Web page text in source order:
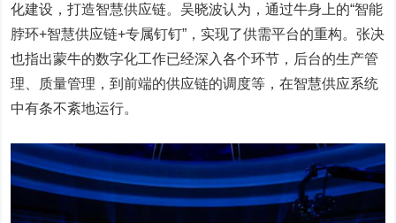
化建设，打造智慧供应链。吴晓波认为，通过牛身上的“智能
脖环+智慧供应链+专属钉钉”，实现了供需平台的重构。张决
也指出蒙牛的数字化工作已经深入各个环节，后台的生产管
理、质量管理，到前端的供应链的调度等，在智慧供应系统
中有条不紊地运行。